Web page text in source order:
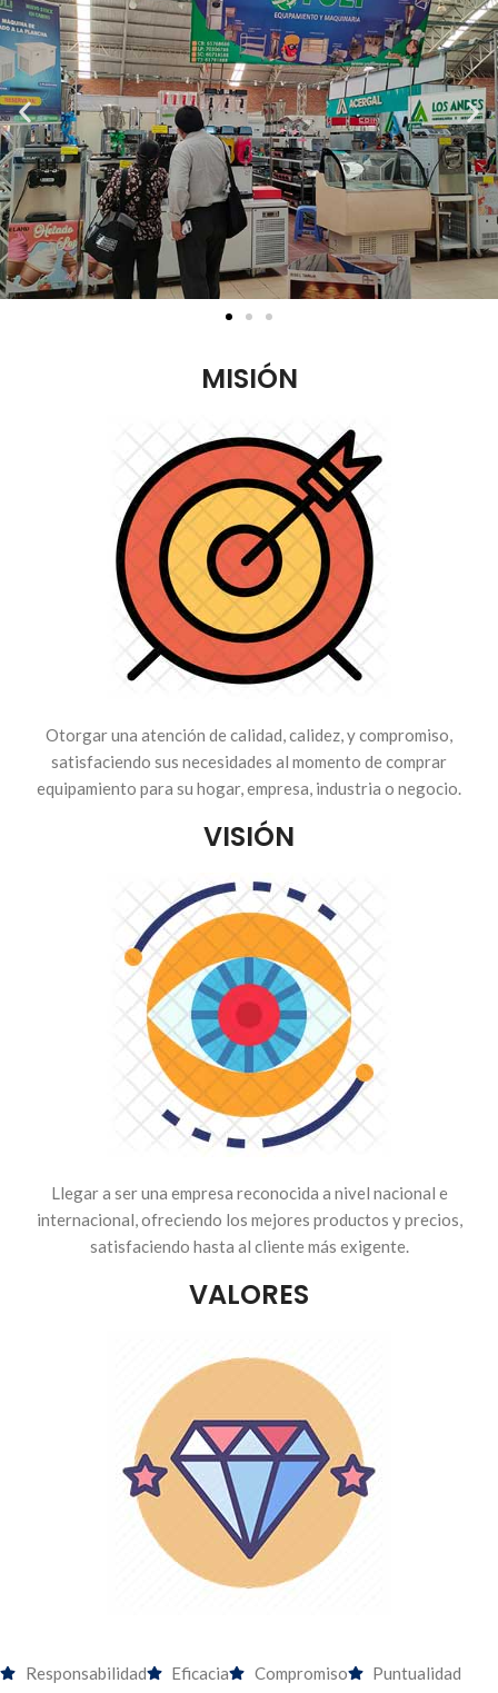
MISIÓN
Otorgar una atención de calidad, calidez, y compromiso,
satisfaciendo sus necesidades al momento de comprar
equipamiento para su hogar, empresa, industria o negocio.
VISIÓN
Llegar a ser una empresa reconocida a nivel nacional e
internacional, ofreciendo los mejores productos y precios,
satisfaciendo hasta al cliente más exigente.
VALORES
Responsabilidad Eficacia Compromiso Puntualidad